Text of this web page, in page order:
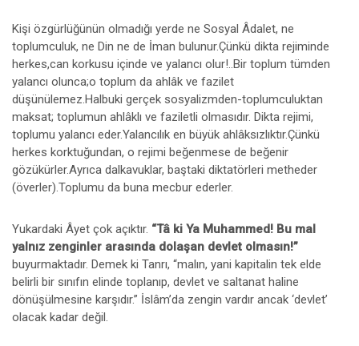
Kişi özgürlüğünün olmadığı yerde ne Sosyal Âdalet, ne
toplumculuk, ne Din ne de İman bulunur.Çünkü dikta rejiminde
herkes,can korkusu içinde ve yalancı olur!..Bir toplum tümden
yalancı olunca;o toplum da ahlâk ve fazilet
düşünülemez.Halbuki gerçek sosyalizmden-toplumculuktan
maksat; toplumun ahlâklı ve faziletli olmasıdır. Dikta rejimi,
toplumu yalancı eder.Yalancılık en büyük ahlâksızlıktır.Çünkü
herkes korktuğundan, o rejimi beğenmese de beğenir
gözükürler.Ayrıca dalkavuklar, baştaki diktatörleri metheder
(överler).Toplumu da buna mecbur ederler.
Yukardaki Âyet çok açıktır. “Tâ ki Ya Muhammed! Bu mal
yalnız zenginler arasında dolaşan devlet olmasın!”
buyurmaktadır. Demek ki Tanrı, “malın, yani kapitalin tek elde
belirli bir sınıfın elinde toplanıp, devlet ve saltanat haline
dönüşülmesine karşıdır.” İslâm’da zengin vardır ancak ‘devlet’
olacak kadar değil.